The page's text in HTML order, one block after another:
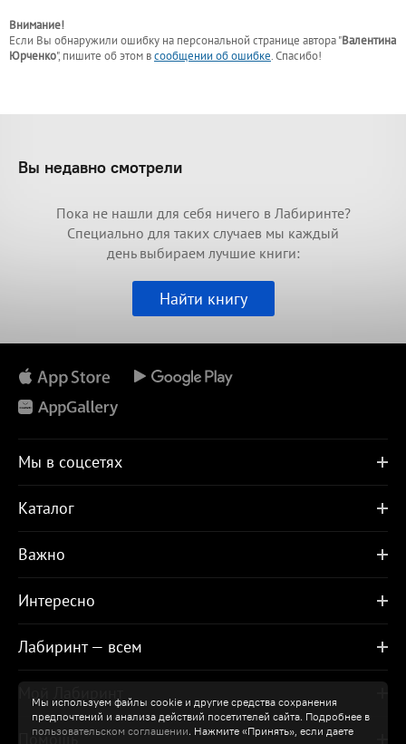
Внимание!
Если Вы обнаружили ошибку на персональной странице автора "Валентина
Юрченко", пишите об этом всообщении об ошибке. Спасибо!
Мы используем файлы cookie и другие средства сохранения
предпочтений и анализа действий посетителей сайта. Подробнее в
пользовательском соглашении. Нажмите «Принять», если даете
Вы недавно смотрели
Пока не нашли для себя ничего в Лабиринте?
Специально для таких случаев мы каждый
день выбираем лучшие книги:
Найти книгу
Мы в соцсетях
Каталог
Важно
Интересно
Лабиринт — всем
Помощь